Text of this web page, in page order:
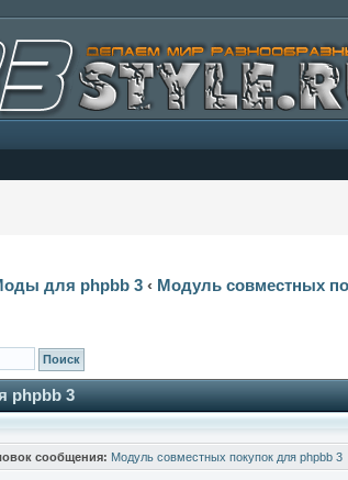
для phpbb 3 ‹ Модуль совместных
phpbb 3
сообщения: Модуль совместных покупок для phpbb 3